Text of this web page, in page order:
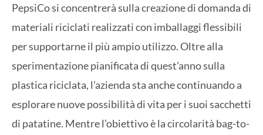
PepsiCo si concentrerà sulla creazione di domanda di
materiali riciclati realizzati con imballaggi flessibili
per supportarne il più ampio utilizzo. Oltre alla
sperimentazione pianificata di quest’anno sulla
plastica riciclata, l’azienda sta anche continuando a
esplorare nuove possibilità di vita per i suoi sacchetti
di patatine. Mentre l’obiettivo è la circolarità bag-to-